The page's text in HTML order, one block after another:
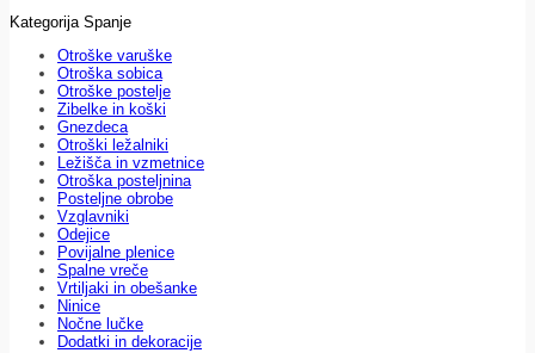
Kategorija Spanje
Otroške varuške
Otroška sobica
Otroške postelje
Zibelke in koški
Gnezdeca
Otroški ležalniki
Ležišča in vzmetnice
Otroška posteljnina
Posteljne obrobe
Vzglavniki
Odejice
Povijalne plenice
Spalne vreče
Vrtiljaki in obešanke
Ninice
Nočne lučke
Dodatki in dekoracije